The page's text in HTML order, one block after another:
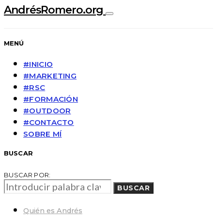
AndrésRomero.org
MENÚ
#INICIO
#MARKETING
#RSC
#FORMACIÓN
#OUTDOOR
#CONTACTO
SOBRE MÍ
BUSCAR
BUSCAR POR:
BUSCAR
Quién es Andrés